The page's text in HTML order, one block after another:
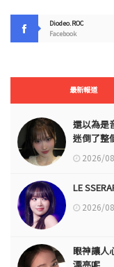
Diodeo.ROC
Facebook
最新報道
還以為是
迷倒了整
2026/
LE
2026/
眼神讓人